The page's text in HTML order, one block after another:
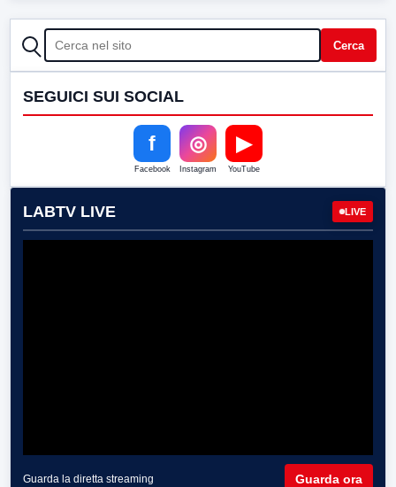
CERCA Cerca
SEGUICI SUI SOCIAL
f
Facebook
◎
Instagram
▶
YouTube
LABTV LIVE LIVE
Guarda la diretta streaming Guarda ora